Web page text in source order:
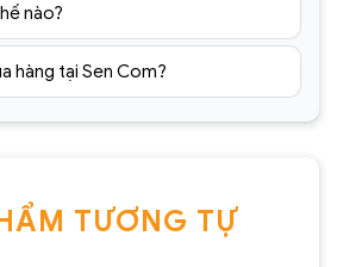
nào?
hàng tại Sen Com?
TƯƠNG TỰ